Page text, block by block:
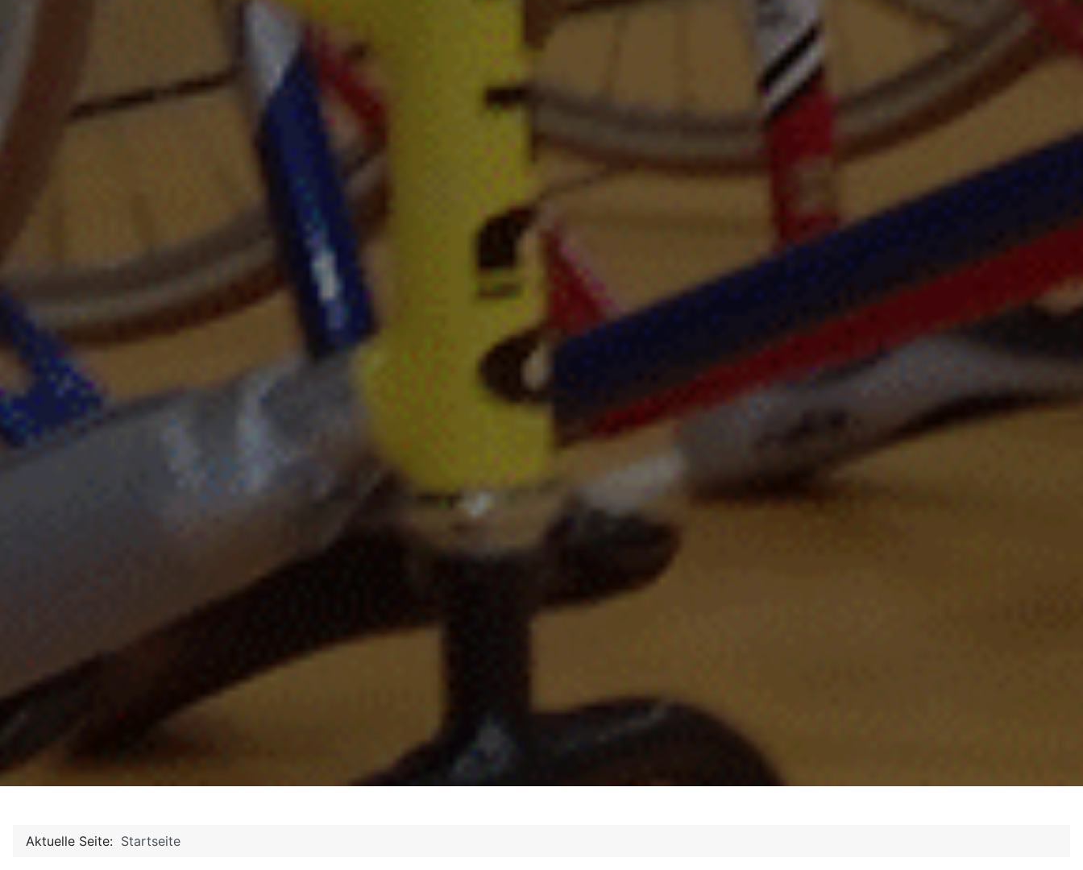
Aktuelle Seite: Startseite